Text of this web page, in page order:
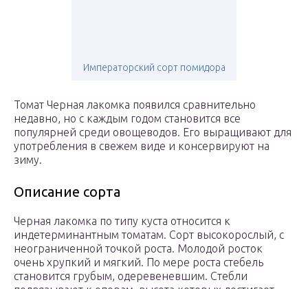
Императорский сорт помидора
Томат Черная лакомка появился сравнительно
недавно, но с каждым годом становится все
популярней среди овощеводов. Его выращивают для
употребления в свежем виде и консервируют на
зиму.
Описание сорта
Черная лакомка по типу куста относится к
индетерминантным томатам. Сорт высокорослый, с
неограниченной точкой роста. Молодой росток
очень хрупкий и мягкий. По мере роста стебель
становится грубым, одеревеневшим. Стебли